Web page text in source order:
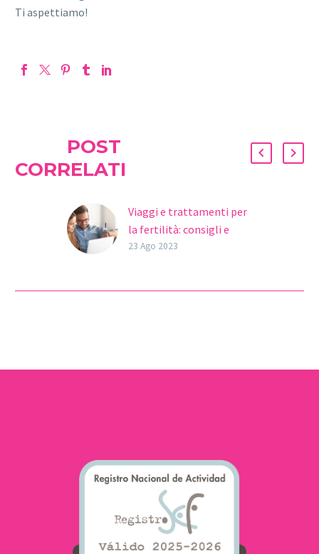
Ti aspettiamo!
POST
CORRELATI
Viaggi e trattamenti per
la fertilità: consigli e
considerazioni
23 Ago 2023